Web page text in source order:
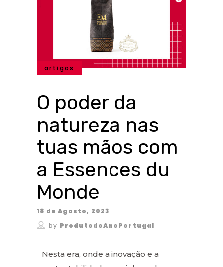
artigos
O poder da
natureza nas
tuas mãos com
a Essences du
Monde
18 de Agosto, 2023
by ProdutodoAnoPortugal
Nesta era, onde a inovação e a